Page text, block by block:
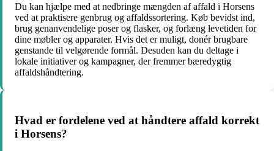
Du kan hjælpe med at nedbringe mængden af affald i Horsens
ved at praktisere genbrug og affaldssortering. Køb bevidst ind,
brug genanvendelige poser og flasker, og forlæng levetiden for
dine møbler og apparater. Hvis det er muligt, donér brugbare
genstande til velgørende formål. Desuden kan du deltage i
lokale initiativer og kampagner, der fremmer bæredygtig
affaldshåndtering.
Hvad er fordelene ved at håndtere affald korrekt
i Horsens?